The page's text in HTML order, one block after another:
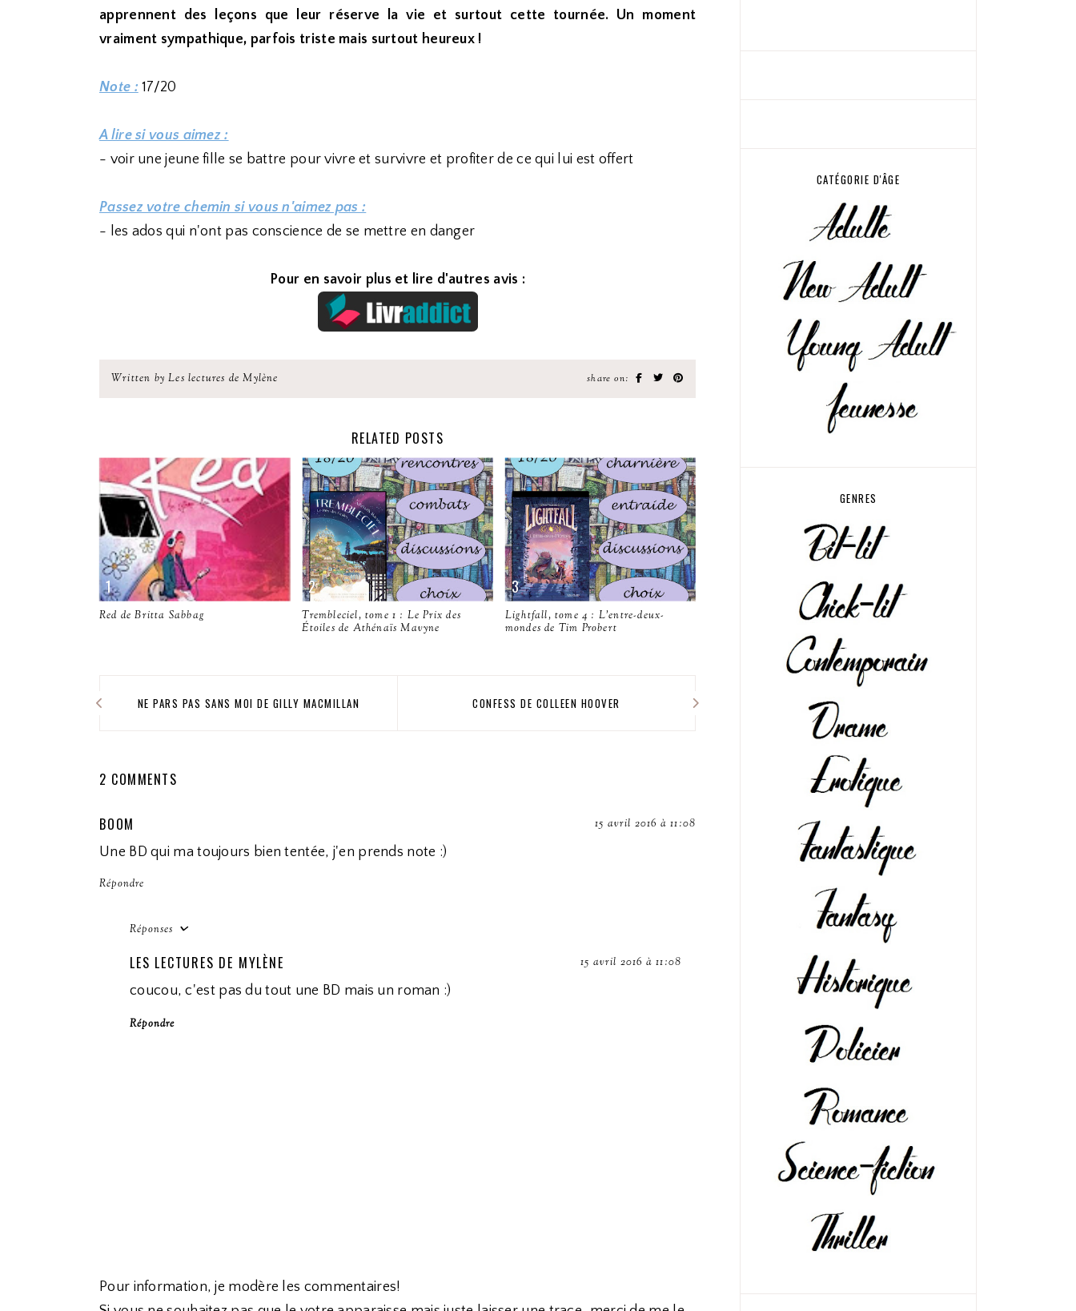
apprennent des leçons que leur réserve la vie et surtout cette tournée. Un moment
vraiment sympathique, parfois triste mais surtout heureux !
Note : 17/20
A lire si vous aimez :
- voir une jeune fille se battre pour vivre et survivre et profiter de ce qui lui est offert
Passez votre chemin si vous n'aimez pas :
- les ados qui n'ont pas conscience de se mettre en danger
Pour en savoir plus et lire d'autres avis :
Written by Les lectures de Mylène share on:
RELATED POSTS
Red de Britta Sabbag
Trembleciel, tome 1 : Le Prix des
Étoiles de Athénaïs Mavyne
Lightfall, tome 4 : L'entre-deux-
mondes de Tim Probert
NE PARS PAS SANS MOI DE GILLY MACMILLAN CONFESS DE COLLEEN HOOVER
2 COMMENTS
BOOM 15 avril 2016 à 11:08
Une BD qui ma toujours bien tentée, j'en prends note :)
Répondre
Réponses
LES LECTURES DE MYLÈNE 15 avril 2016 à 11:08
coucou, c'est pas du tout une BD mais un roman :)
Répondre
Pour information, je modère les commentaires!
CATÉGORIE D'ÂGE
GENRES